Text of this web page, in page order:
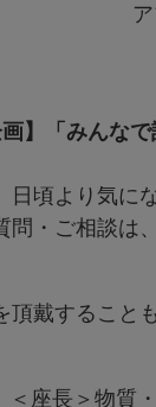
ョン
画】「みんな
日頃より気に
・ご相談は
頂戴すること
料研究機